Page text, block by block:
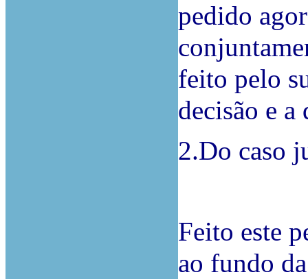
pedido
feito pelo
decisão e a
2.Do caso
Feito este
ao fundo